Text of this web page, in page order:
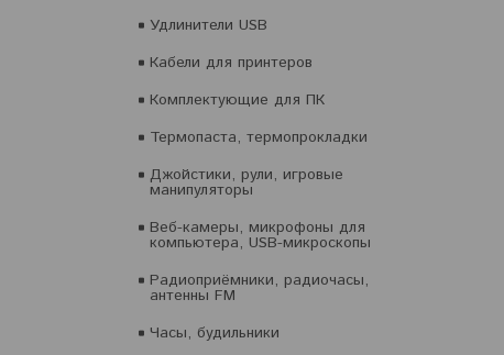
Удлинители USB
Кабели для принтеров
Комплектующие для ПК
Термопаста, термопрокладки
Джойстики, рули, игровые
манипуляторы
Веб-камеры, микрофоны для
компьютера, USB-микроскопы
Радиоприёмники, радиочасы,
антенны FM
Часы, будильники